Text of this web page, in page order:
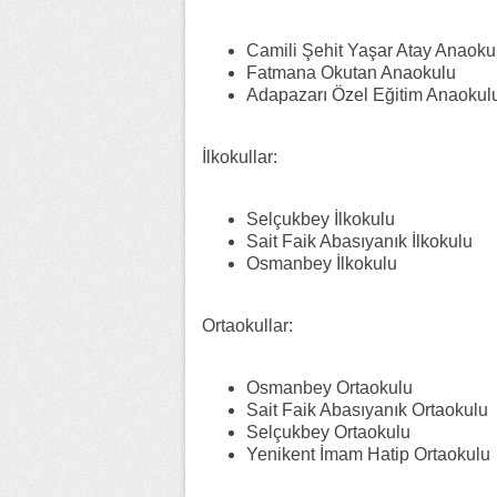
Camili Şehit Yaşar Atay
Fatmana Okutan Anaokulu
Adapazarı Özel Eğitim
İlkokullar:
Selçukbey İlkokulu
Sait Faik Abasıyanık İlkokulu
Osmanbey İlkokulu
Ortaokullar:
Osmanbey Ortaokulu
Sait Faik Abasıyanık Ortaokulu
Selçukbey Ortaokulu
Yenikent İmam Hatip Ortaokulu